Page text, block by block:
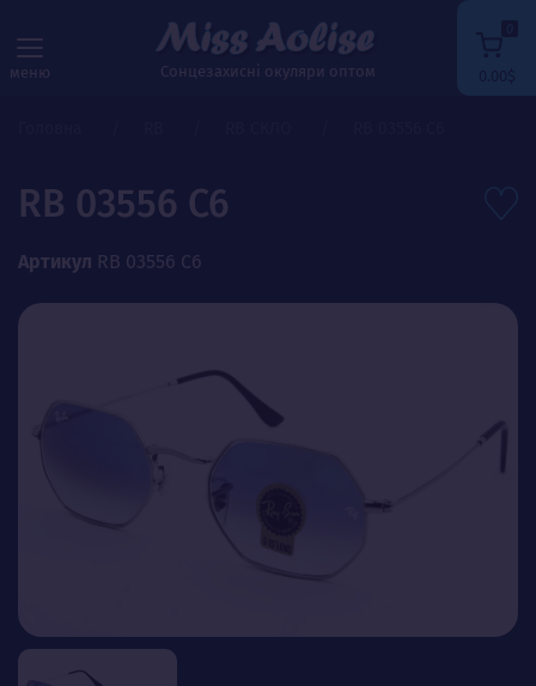
меню Сонцезахисні окуляри оптом
RB 03556 C6
Артикул RB 03556 C6